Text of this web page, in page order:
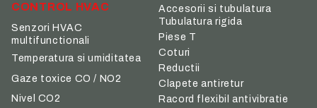
CONTROL HVAC
Senzori HVAC
multifunctionali
Temperatura si umiditatea
Gaze toxice CO / NO2
Nivel CO2
Accesorii si tubulatura
Tubulatura rigida
Piese T
Coturi
Reductii
Clapete antiretur
Racord flexibil antivibratie